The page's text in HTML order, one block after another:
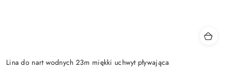
Lina do nart wodnych 23m miękki uchwyt pływająca